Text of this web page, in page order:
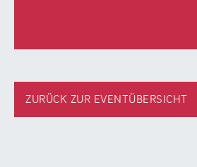
ZURÜCK ZUR EVENTÜBERSICHT